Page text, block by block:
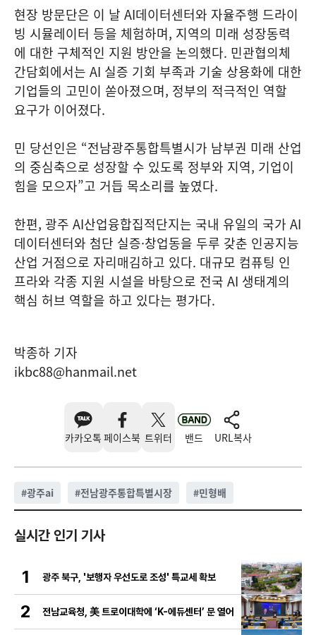
현장 방문단은 이 날 AI데이터센터와 자율주행 드라이
빙 시뮬레이터 등을 체험하며, 지역의 미래 성장동력
에 대한 구체적인 지원 방안을 논의했다. 민관협의체
간담회에서는 AI 실증 기회 부족과 기술 상용화에 대한
기업들의 고민이 쏟아졌으며, 정부의 적극적인 역할
요구가 이어졌다.
민 당선인은 “전남광주통합특별시가 남부권 미래 산업
의 중심축으로 성장할 수 있도록 정부와 지역, 기업이
힘을 모으자”고 거듭 목소리를 높였다.
한편, 광주 AI산업융합집적단지는 국내 유일의 국가 AI
데이터센터와 첨단 실증·창업동을 두루 갖춘 인공지능
산업 거점으로 자리매김하고 있다. 대규모 컴퓨팅 인
프라와 각종 지원 시설을 바탕으로 전국 AI 생태계의
핵심 허브 역할을 하고 있다는 평가다.
박종하 기자
ikbc88@hanmail.net
카카오톡 페이스북 트위터 밴드 URL복사
#광주ai #전남광주통합특별시장 #민형배
실시간 인기 기사
1 광주 북구, '보행자 우선도로 조성' 특교세 확보
2 전남교육청, 美 트로이대학에 ‘K-에듀센터’ 문 열어